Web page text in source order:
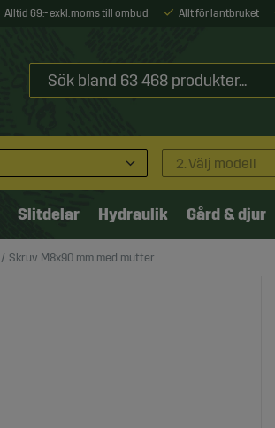
Alltid 69:- exkl. moms till ombud Allt för lantbruket
2. Välj modell
Slitdelar Hydraulik Gård & djur
Skruv M8x90 mm med mutter